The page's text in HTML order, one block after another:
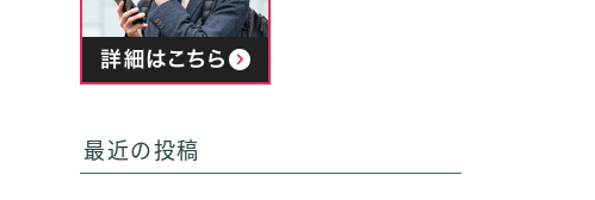
最近の投稿